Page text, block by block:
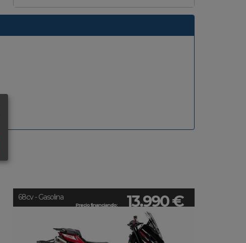
Precio financiando: 13.990 €
68cv - Gasolina